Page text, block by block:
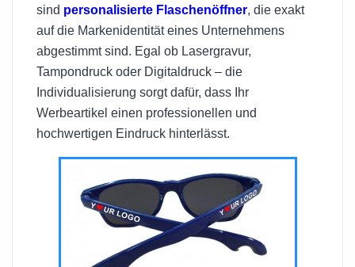
sind personalisierte Flaschenöffner, die exakt
auf die Markenidentität eines Unternehmens
abgestimmt sind. Egal ob Lasergravur,
Tampondruck oder Digitaldruck – die
Individualisierung sorgt dafür, dass Ihr
Werbeartikel einen professionellen und
hochwertigen Eindruck hinterlässt.